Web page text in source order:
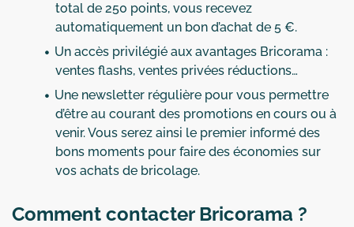
total de 250 points, vous recevez
automatiquement un bon d’achat de 5 €.
Un accès privilégié aux avantages Bricorama :
ventes flashs, ventes privées réductions…
Une newsletter régulière pour vous permettre
d’être au courant des promotions en cours ou à
venir. Vous serez ainsi le premier informé des
bons moments pour faire des économies sur
vos achats de bricolage.
Comment contacter Bricorama ?